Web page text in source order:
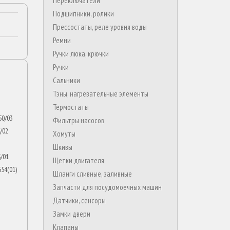
ZMM1288SRU(02)(MM1200.88) ZMM1288SRU(MM1200.88) ZMM1288SUA(01)(MM1200.88) ZMM1288SUA(02)(MM1200.88) ZMM1288SUA(MM1200.88) ZMM1289I(01)(MM1200.89) ZMM1289I(02)(MM1200.89) ZMM1289I(MM1200.89) ZMM1289IRU(01)(MM1200.89) ZMM1289IRU(02)(MM1200.89) ZMM1289IRU(MM1200.89) ZMM1289IUA(01)(MM1200.89) ZMM1289IUA(02)(MM1200.89) ZMM
Подшипники, ролики
Прессостаты, реле уровня воды
Ремни
Ручки люка, крючки
Ручки
Сальники
Тэны, нагревательные элементы
Термостаты
Фильтры насосов
Хомуты
Шкивы
Щетки двигателя
Шланги сливные, заливные
Запчасти для посудомоечных машин
Датчики, сенсоры
Замки двери
Клапаны